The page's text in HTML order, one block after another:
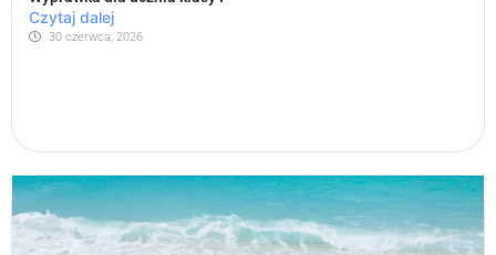
Czytaj dalej
30 czerwca, 2026